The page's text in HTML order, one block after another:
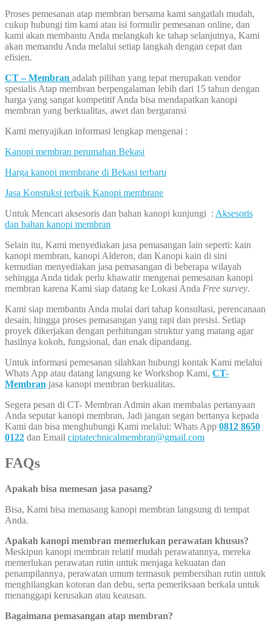
Proses pemesanan atap membran bersama kami sangatlah mudah,
cukup hubungi tim kami atau isi formulir pemesanan online, dan
kami akan membantu Anda melangkah ke tahap selanjutnya, Kami
akan memandu Anda melalui setiap langkah dengan cepat dan
efisien.
CT – Membran adalah pilihan yang tepat merupakan vendor
spesialis Atap membran berpengalaman lebih dari 15 tahun dengan
harga yang sangat kompetitif Anda bisa mendapatkan kanopi
membran yang berkualitas, awet dan bergaransi
Kami menyajikan informasi lengkap mengenai :
Kanopi membran perumahan Bekasi
Harga kanopi membrane di Bekasi terbaru
Jasa Konstuksi terbaik Kanopi membrane
Untuk Mencari aksesoris dan bahan kanopi kunjungi : Aksesoris
dan bahan kanopi membran
Selain itu, Kami menyediakan jasa pemasangan lain seperti: kain
kanopi membran, kanopi Alderon, dan Kanopi kain di sini
kemudian menyediakan jasa pemasangan di beberapa wilayah
sehingga Anda tidak perlu khawatir mengenai pemesanan kanopi
membran karena Kami siap datang ke Lokasi Anda Free survey.
Kami siap membantu Anda mulai dari tahap konsultasi, perencanaan
desain, hingga proses pemasangan yang rapi dan presisi. Setiap
proyek dikerjakan dengan perhitungan struktur yang matang agar
hasilnya kokoh, fungsional, dan enak dipandang.
Untuk informasi pemesanan silahkan hubungi kontak Kami melalui
Whats App atau datang langsung ke Workshop Kami, CT-
Membran jasa kanopi membran berkualitas.
Segera pesan di CT- Membran Admin akan membalas pertanyaan
Anda seputar kanopi membran, Jadi jangan segan bertanya kepada
Kami dan bisa menghubungi Kami melalui: Whats App 0812 8650
0122 dan Email ciptatechnicalmembran@gmail.com
FAQs
Apakah bisa memesan jasa pasang?
Bisa, Kami bisa memasang kanopi membran langsung di tempat
Anda.
Apakah kanopi membran memerlukan perawatan khusus?
Meskipun kanopi membran relatif mudah perawatannya, mereka
memerlukan perawatan rutin untuk menjaga kekuatan dan
penampilannya, perawatan umum termasuk pembersihan rutin untuk
menghilangkan kotoran dan debu, serta pemeriksaan berkala untuk
menanggapi kerusakan atau keausan.
Bagaimana pemasangan atap membran?